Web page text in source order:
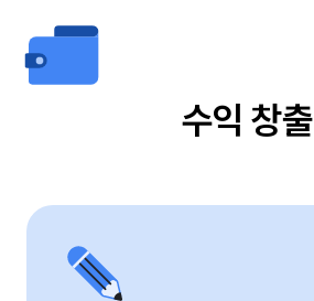
수익 창출